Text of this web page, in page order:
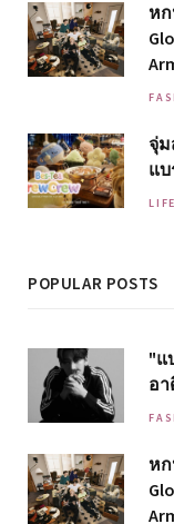
หก
จุ่ม
แ
POPULAR POSTS
"แ
อ
หก